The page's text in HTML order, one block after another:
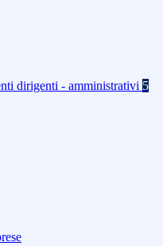
dirigenti - amministrativi 5